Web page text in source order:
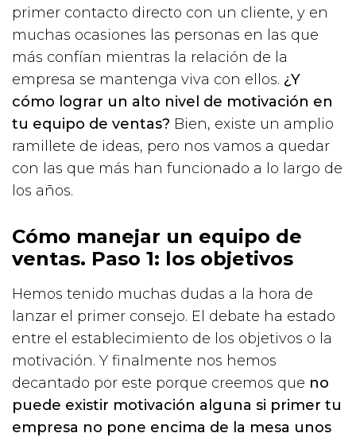
primer contacto directo con un cliente, y en
muchas ocasiones las personas en las que
más confían mientras la relación de la
empresa se mantenga viva con ellos. ¿Y
cómo lograr un alto nivel de motivación en
tu equipo de ventas? Bien, existe un amplio
ramillete de ideas, pero nos vamos a quedar
con las que más han funcionado a lo largo de
los años.
Cómo manejar un equipo de
ventas. Paso 1: los objetivos
Hemos tenido muchas dudas a la hora de
lanzar el primer consejo. El debate ha estado
entre el establecimiento de los objetivos o la
motivación. Y finalmente nos hemos
decantado por este porque creemos que no
puede existir motivación alguna si primer tu
empresa no pone encima de la mesa unos